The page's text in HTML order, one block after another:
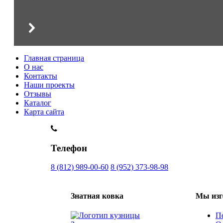
Главная страница
О нас
Контакты
Наши проекты
Отзывы
Каталог
Карта сайта
Телефон
8 (812) 989-00-60 8 (952) 373-98-98
Знатная ковка Мы